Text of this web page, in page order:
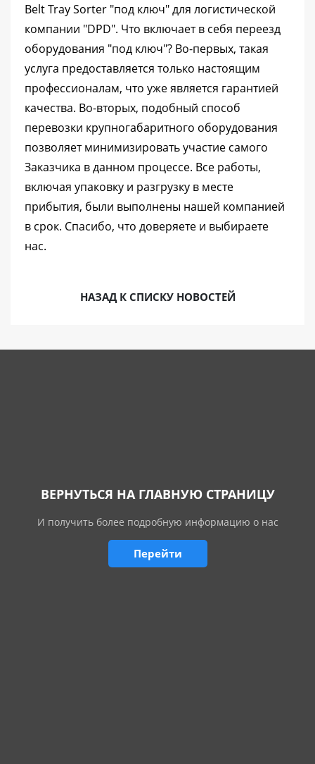
Belt Tray Sorter "под ключ" для логистической
компании "DPD". Что включает в себя переезд
оборудования "под ключ"? Во-первых, такая
услуга предоставляется только настоящим
профессионалам, что уже является гарантией
качества. Во-вторых, подобный способ
перевозки крупногабаритного оборудования
позволяет минимизировать участие самого
Заказчика в данном процессе. Все работы,
включая упаковку и разгрузку в месте
прибытия, были выполнены нашей компанией
в срок. Спасибо, что доверяете и выбираете
нас.
НАЗАД К СПИСКУ НОВОСТЕЙ
ВЕРНУТЬСЯ НА ГЛАВНУЮ СТРАНИЦУ
И получить более подробную информацию о нас
Перейти